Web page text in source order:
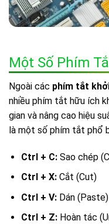
Một Số Phím
Ngoài các phím tắt
nhiều phím tắt hữu ích
gian và nâng cao hiệu
là một số phím tắt phổ
Ctrl + C:Sao chép
Ctrl + X:Cắt (Cut)
Ctrl + V:Dán (Paste)
Ctrl + Z:Hoàn tác